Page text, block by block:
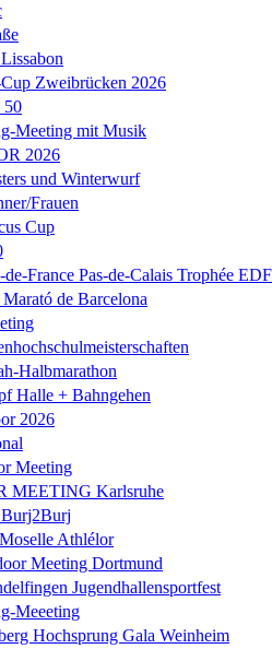
Zweibrücken 2026
50
Meeting mit Musik
2026
und Winterwurf
Frauen
Cup
France Pas-de-Calais Trophée EDF
de Barcelona
Halbmarathon
Halle + Bahngehen
2026
Meeting
MEETING Karlsruhe
Athlélor
Meeting Dortmund
Jugendhallensportfest
Meeeting
Hochsprung Gala Weinheim